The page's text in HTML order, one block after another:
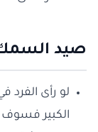
صيد السمك
لو رأى الفرد
الكبير